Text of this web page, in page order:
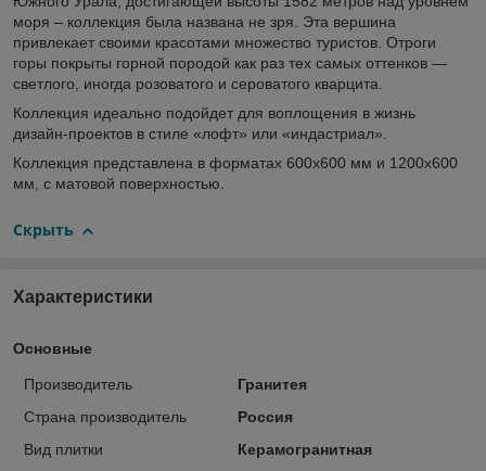
моря – коллекция была названа не зря. Эта вершина
привлекает своими красотами множество туристов. Отроги
горы покрыты горной породой как раз тех самых оттенков —
светлого, иногда розоватого и сероватого кварцита.
Коллекция идеально подойдет для воплощения в жизнь
дизайн-проектов в стиле «лофт» или «индастриал».
Коллекция представлена в форматах 600х600 мм и 1200х600
мм, с матовой поверхностью.
Скрыть
Характеристики
Основные
Производитель
Гранитея
Страна производитель
Россия
Вид плитки
Керамогранитная